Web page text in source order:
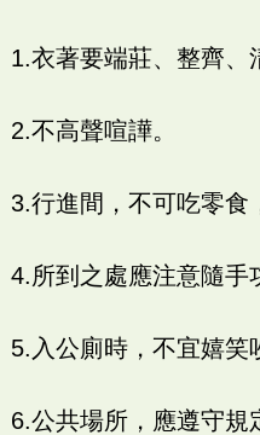
1.衣著要端莊、整齊、
2.不高聲喧譁。
3.行進間，不可吃零食
4.所到之處應注意隨手
5.入公廁時，不宜嬉笑
6.公共場所，應遵守規